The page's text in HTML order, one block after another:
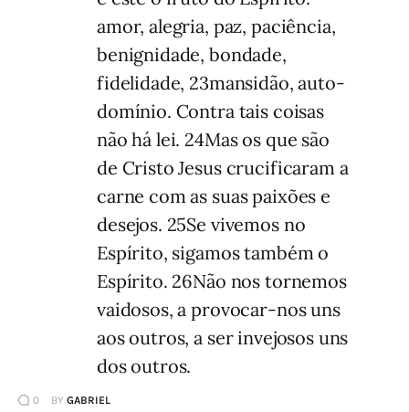
amor, alegria, paz, paciência,
benignidade, bondade,
fidelidade, 23mansidão, auto-
domínio. Contra tais coisas
não há lei. 24Mas os que são
de Cristo Jesus crucificaram a
carne com as suas paixões e
desejos. 25Se vivemos no
Espírito, sigamos também o
Espírito. 26Não nos tornemos
vaidosos, a provocar-nos uns
aos outros, a ser invejosos uns
dos outros.
0 BY GABRIEL